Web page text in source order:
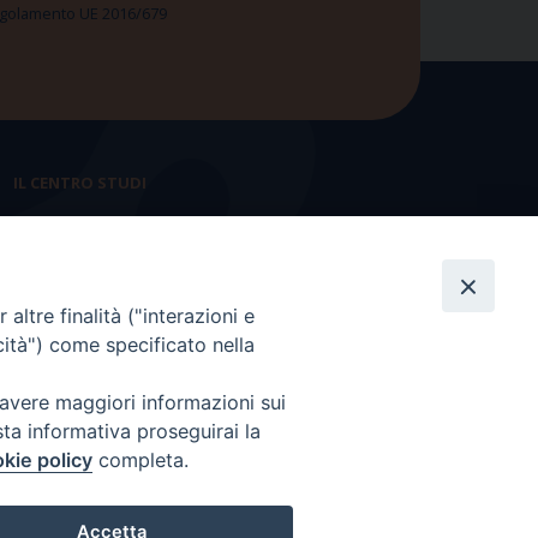
UE 2016/679
IL CENTRO STUDI
Presidenza e ufficio presidenza
Coordinamento nazionale
altre finalità ("interazioni e
come specificato nella
maggiori informazioni sui
informativa proseguirai la
policy completa.
Accetta